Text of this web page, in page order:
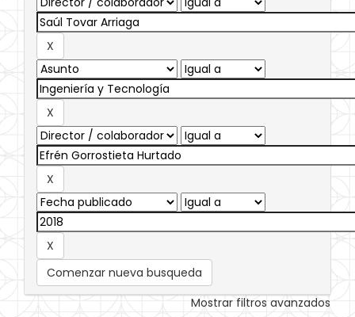
Comenzar nueva busqueda
Mostrar filtros avanzados